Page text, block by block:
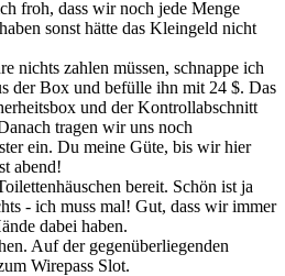
froh, dass wir noch jede Menge
sonst hätte das Kleingeld nicht
nichts zahlen müssen, schnappe ich
der Box und befülle ihn mit 24 $. Das
und der Kontrollabschnitt
tragen wir uns noch
ein. Du meine Güte, bis wir hier
abend!
bereit. Schön ist ja
- ich muss mal! Gut, dass wir immer
dabei haben.
Auf der gegenüberliegenden
Wirepass Slot.